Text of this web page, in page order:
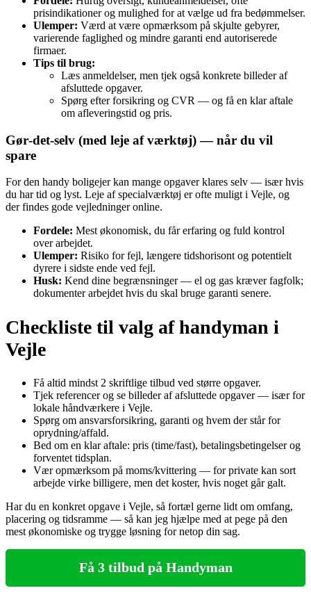
prisindikationer og mulighed for at vælge ud fra bedømmelser.
Ulemper: Værd at være opmærksom på skjulte gebyrer,
varierende faglighed og mindre garanti end autoriserede
firmaer.
Tips til brug:
Læs anmeldelser, men tjek også konkrete billeder af
afsluttede opgaver.
Spørg efter forsikring og CVR — og få en klar aftale
om afleveringstid og pris.
Gør‑det‑selv (med leje af værktøj) — når du vil
spare
For den handy boligejer kan mange opgaver klares selv — især hvis
du har tid og lyst. Leje af specialværktøj er ofte muligt i Vejle, og
der findes gode vejledninger online.
Fordele: Mest økonomisk, du får erfaring og fuld kontrol
over arbejdet.
Ulemper: Risiko for fejl, længere tidshorisont og potentielt
dyrere i sidste ende ved fejl.
Husk: Kend dine begrænsninger — el og gas kræver fagfolk;
dokumenter arbejdet hvis du skal bruge garanti senere.
Checkliste til valg af handyman i
Vejle
Få altid mindst 2 skriftlige tilbud ved større opgaver.
Tjek referencer og se billeder af afsluttede opgaver — især for
lokale håndværkere i Vejle.
Spørg om ansvarsforsikring, garanti og hvem der står for
oprydning/affald.
Bed om en klar aftale: pris (time/fast), betalingsbetingelser og
forventet tidsplan.
Vær opmærksom på moms/kvittering — for private kan sort
arbejde virke billigere, men det koster, hvis noget går galt.
Har du en konkret opgave i Vejle, så fortæl gerne lidt om omfang,
placering og tidsramme — så kan jeg hjælpe med at pege på den
mest økonomiske og trygge løsning for netop din sag.
Få 3 tilbud på Handyman